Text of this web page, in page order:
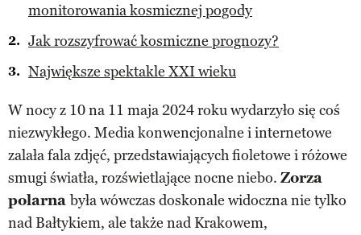
monitorowania kosmicznej pogody
Jak rozszyfrować kosmiczne prognozy?
Największe spektakle XXI wieku
W nocy z 10 na 11 maja 2024 roku wydarzyło się coś
niezwykłego. Media konwencjonalne i internetowe
zalała fala zdjęć, przedstawiających fioletowe i różowe
smugi światła, rozświetlające nocne niebo. Zorza
polarna była wówczas doskonale widoczna nie tylko
nad Bałtykiem, ale także nad Krakowem,